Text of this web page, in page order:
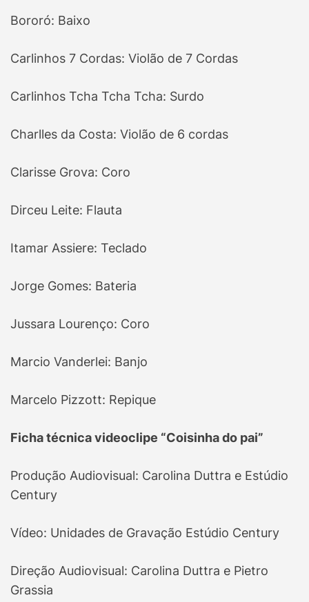
Bororó: Baixo
Carlinhos 7 Cordas: Violão de 7 Cordas
Carlinhos Tcha Tcha Tcha: Surdo
Charlles da Costa: Violão de 6 cordas
Clarisse Grova: Coro
Dirceu Leite: Flauta
Itamar Assiere: Teclado
Jorge Gomes: Bateria
Jussara Lourenço: Coro
Marcio Vanderlei: Banjo
Marcelo Pizzott: Repique
Ficha técnica videoclipe “Coisinha do pai”
Produção Audiovisual: Carolina Duttra e Estúdio
Century
Vídeo: Unidades de Gravação Estúdio Century
Direção Audiovisual: Carolina Duttra e Pietro
Grassia